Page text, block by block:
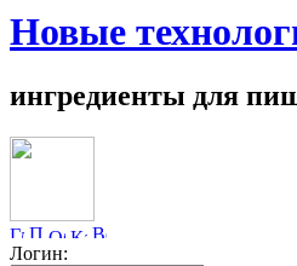
Новые
ингредиенты для
Логин: